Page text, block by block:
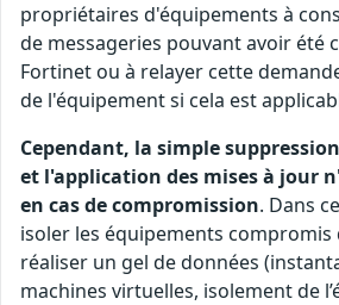
propriétaires d'équipements à
de messageries pouvant avoir été
Fortinet ou à relayer cette
de l'équipement si cela est
Cependant, la simple
et l'application des mises à jour
en cas de compromission. Dans
isoler les équipements compromis
réaliser un gel de données
machines virtuelles, isolement de